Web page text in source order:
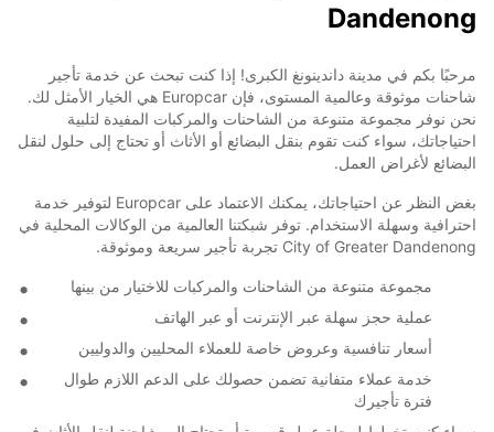
Dandenong
مرحبًا بكم في مدينة داندينونغ الكبرى! إذا كنت تبحث عن خدمة تأجير
شاحنات موثوقة وعالمية المستوى، فإن Europcar هي الخيار الأمثل لك.
نحن نوفر مجموعة متنوعة من الشاحنات والمركبات المفيدة لتلبية
احتياجاتك، سواء كنت تقوم بنقل البضائع أو الأثاث أو تحتاج إلى حلول لنقل
البضائع لأغراض العمل.
بغض النظر عن احتياجاتك، يمكنك الاعتماد على Europcar لتوفير خدمة
احترافية وسهلة الاستخدام. توفر شبكتنا العالمية من الوكالات المحلية في
City of Greater Dandenong تجربة تأجير سريعة وموثوقة.
مجموعة متنوعة من الشاحنات والمركبات للاختيار من بينها
عملية حجز سهلة عبر الإنترنت أو عبر الهاتف
أسعار تنافسية وعروض خاصة للعملاء المحليين والدوليين
خدمة عملاء متفانية تضمن حصولك على الدعم اللازم طوال
فترة تأجيرك